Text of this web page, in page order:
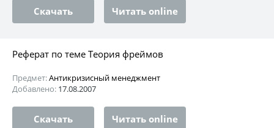
Скачать Читать online
Реферат по теме Теория фреймов
Предмет:Антикризисный менеджмент
Добавлено: 17.08.2007
Скачать Читать online